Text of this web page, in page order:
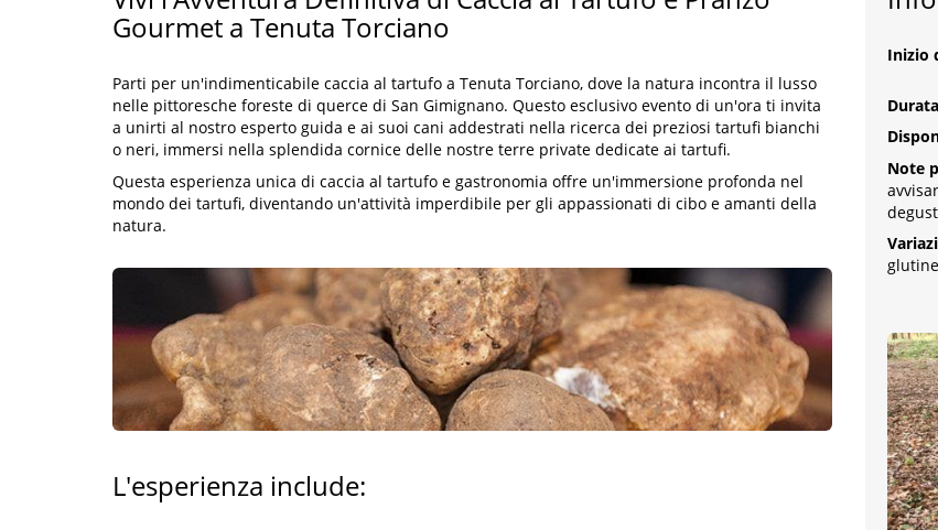
Gourmet a Tenuta Torciano
Parti per un'indimenticabile caccia al tartufo a Tenuta Torciano, dove la natura incontra il lusso
nelle pittoresche foreste di querce di San Gimignano. Questo esclusivo evento di un'ora ti invita
a unirti al nostro esperto guida e ai suoi cani addestrati nella ricerca dei preziosi tartufi bianchi
o neri, immersi nella splendida cornice delle nostre terre private dedicate ai tartufi.
Questa esperienza unica di caccia al tartufo e gastronomia offre un'immersione profonda nel
mondo dei tartufi, diventando un'attività imperdibile per gli appassionati di cibo e amanti della
natura.
L'esperienza include:
Inizio
Note